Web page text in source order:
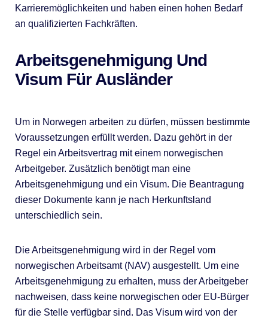
Karrieremöglichkeiten und haben einen hohen Bedarf
an qualifizierten Fachkräften.
Arbeitsgenehmigung Und
Visum Für Ausländer
Um in Norwegen arbeiten zu dürfen, müssen bestimmte
Voraussetzungen erfüllt werden. Dazu gehört in der
Regel ein Arbeitsvertrag mit einem norwegischen
Arbeitgeber. Zusätzlich benötigt man eine
Arbeitsgenehmigung und ein Visum. Die Beantragung
dieser Dokumente kann je nach Herkunftsland
unterschiedlich sein.
Die Arbeitsgenehmigung wird in der Regel vom
norwegischen Arbeitsamt (NAV) ausgestellt. Um eine
Arbeitsgenehmigung zu erhalten, muss der Arbeitgeber
nachweisen, dass keine norwegischen oder EU-Bürger
für die Stelle verfügbar sind. Das Visum wird von der